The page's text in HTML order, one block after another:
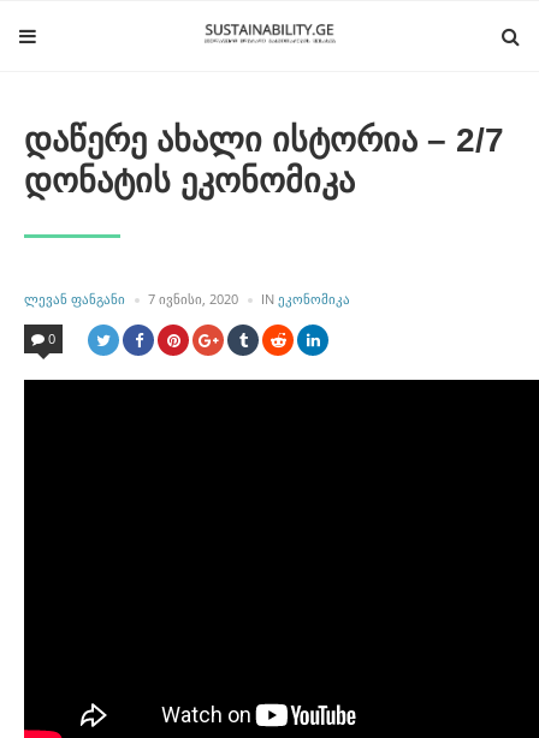
დაწერე ახალი ისტორია – 2/7
დონატის ეკონომიკა
POSTED
BY
ᲚᲔᲕᲐᲜ ᲤᲐᲜᲒᲐᲜᲘ 7 ᲘᲕᲜᲘᲡᲘ, 2020 IN POSTED
IN
ᲔᲙᲝᲜᲝᲛᲘᲙᲐ
0